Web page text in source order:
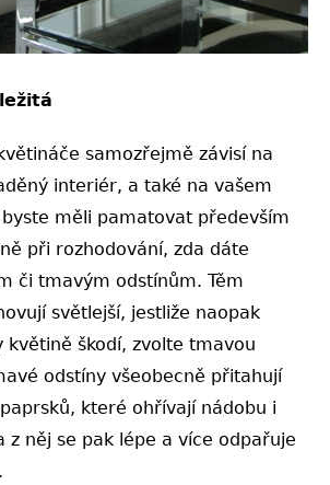
samozřejmě závisí na
interiér, a také na vašem
měli pamatovat především
při rozhodování, zda dáte
či tmavým odstínům. Těm
světlejší, jestliže naopak
květině škodí, zvolte tmavou
odstíny všeobecně přitahují
které ohřívají nádobu i
z něj se pak lépe a více odpařuje